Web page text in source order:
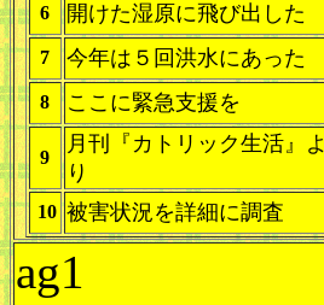
6 開けた湿原に飛び出した
7 今年は５回洪水にあった
8 ここに緊急支援を
9
月刊『カトリック生活』よ
り
10 被害状況を詳細に調査
ag1